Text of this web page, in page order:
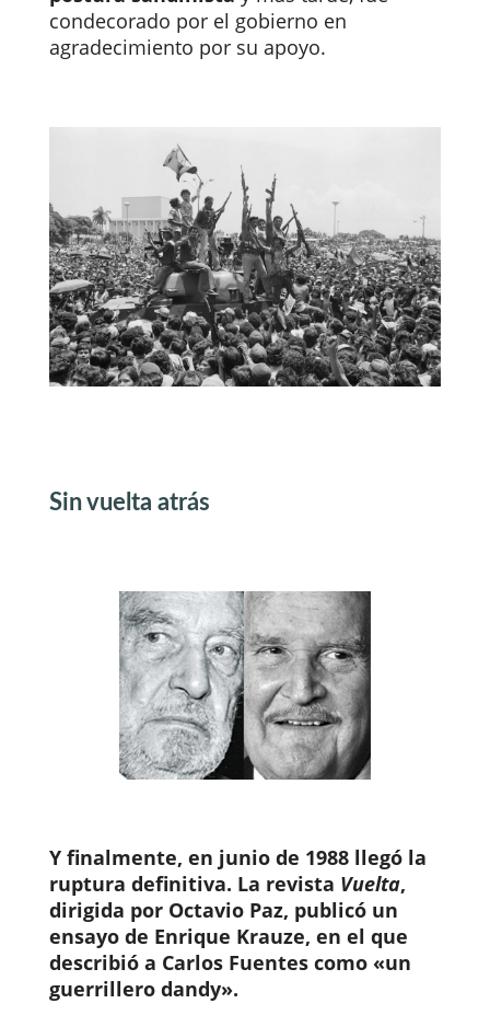
condecorado por el gobierno en
agradecimiento por su apoyo.
Sin vuelta atrás
Y finalmente, en junio de 1988 llegó la
ruptura definitiva. La revista Vuelta,
dirigida por Octavio Paz, publicó un
ensayo de Enrique Krauze, en el que
describió a Carlos Fuentes como «un
guerrillero dandy».